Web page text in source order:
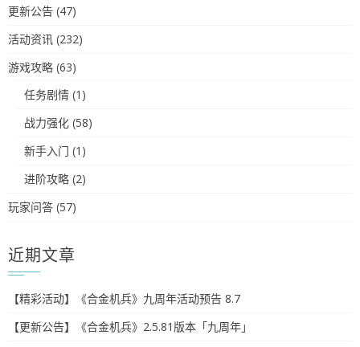
更新公告 (47)
活动资讯 (232)
游戏攻略 (63)
任务剧情 (1)
战力强化 (58)
新手入门 (1)
进阶攻略 (2)
玩家问答 (57)
近期文章
【精彩活动】《合金机兵》九周年活动预告 8.7
【更新公告】《合金机兵》2.5.81版本「九周年」